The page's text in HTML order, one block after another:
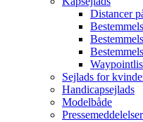
Distancer
Sejlads for
Handicapsejlads
Modelbåde